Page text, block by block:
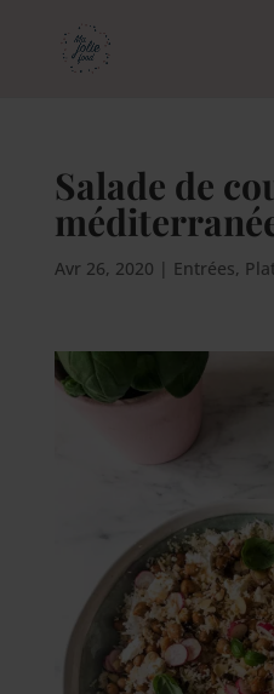
Salade de
Avr 26, 2020 | Entrées,